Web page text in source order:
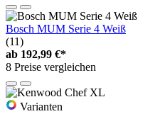
Bosch MUM Serie 4 Weiß
(11)
ab 192,99 €*
8 Preise vergleichen
Varianten